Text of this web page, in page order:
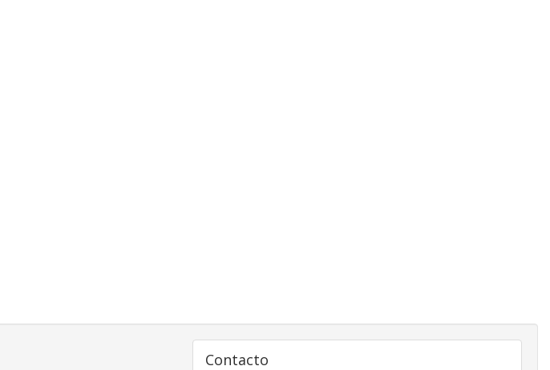
Contacto